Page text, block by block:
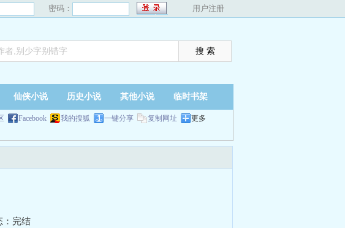
密码： 用户注册
仙侠小说 历史小说 其他小说 临时书架
Facebook 我的搜狐 一键分享 复制网址 更多
完结